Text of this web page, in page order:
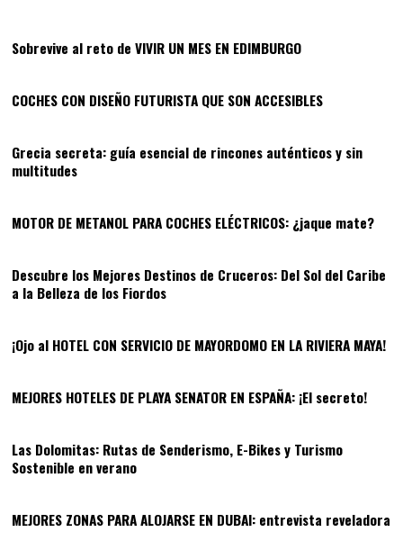
Sobrevive al reto de VIVIR UN MES EN EDIMBURGO
COCHES CON DISEÑO FUTURISTA QUE SON ACCESIBLES
Grecia secreta: guía esencial de rincones auténticos y sin
multitudes
MOTOR DE METANOL PARA COCHES ELÉCTRICOS: ¿jaque mate?
05
Descubre los Mejores Destinos de Cruceros: Del Sol del Caribe
a la Belleza de los Fiordos
¡Ojo al HOTEL CON SERVICIO DE MAYORDOMO EN LA RIVIERA MAYA!
07
MEJORES HOTELES DE PLAYA SENATOR EN ESPAÑA: ¡El secreto!
08
Las Dolomitas: Rutas de Senderismo, E-Bikes y Turismo
Sostenible en verano
MEJORES ZONAS PARA ALOJARSE EN DUBAI: entrevista reveladora
10